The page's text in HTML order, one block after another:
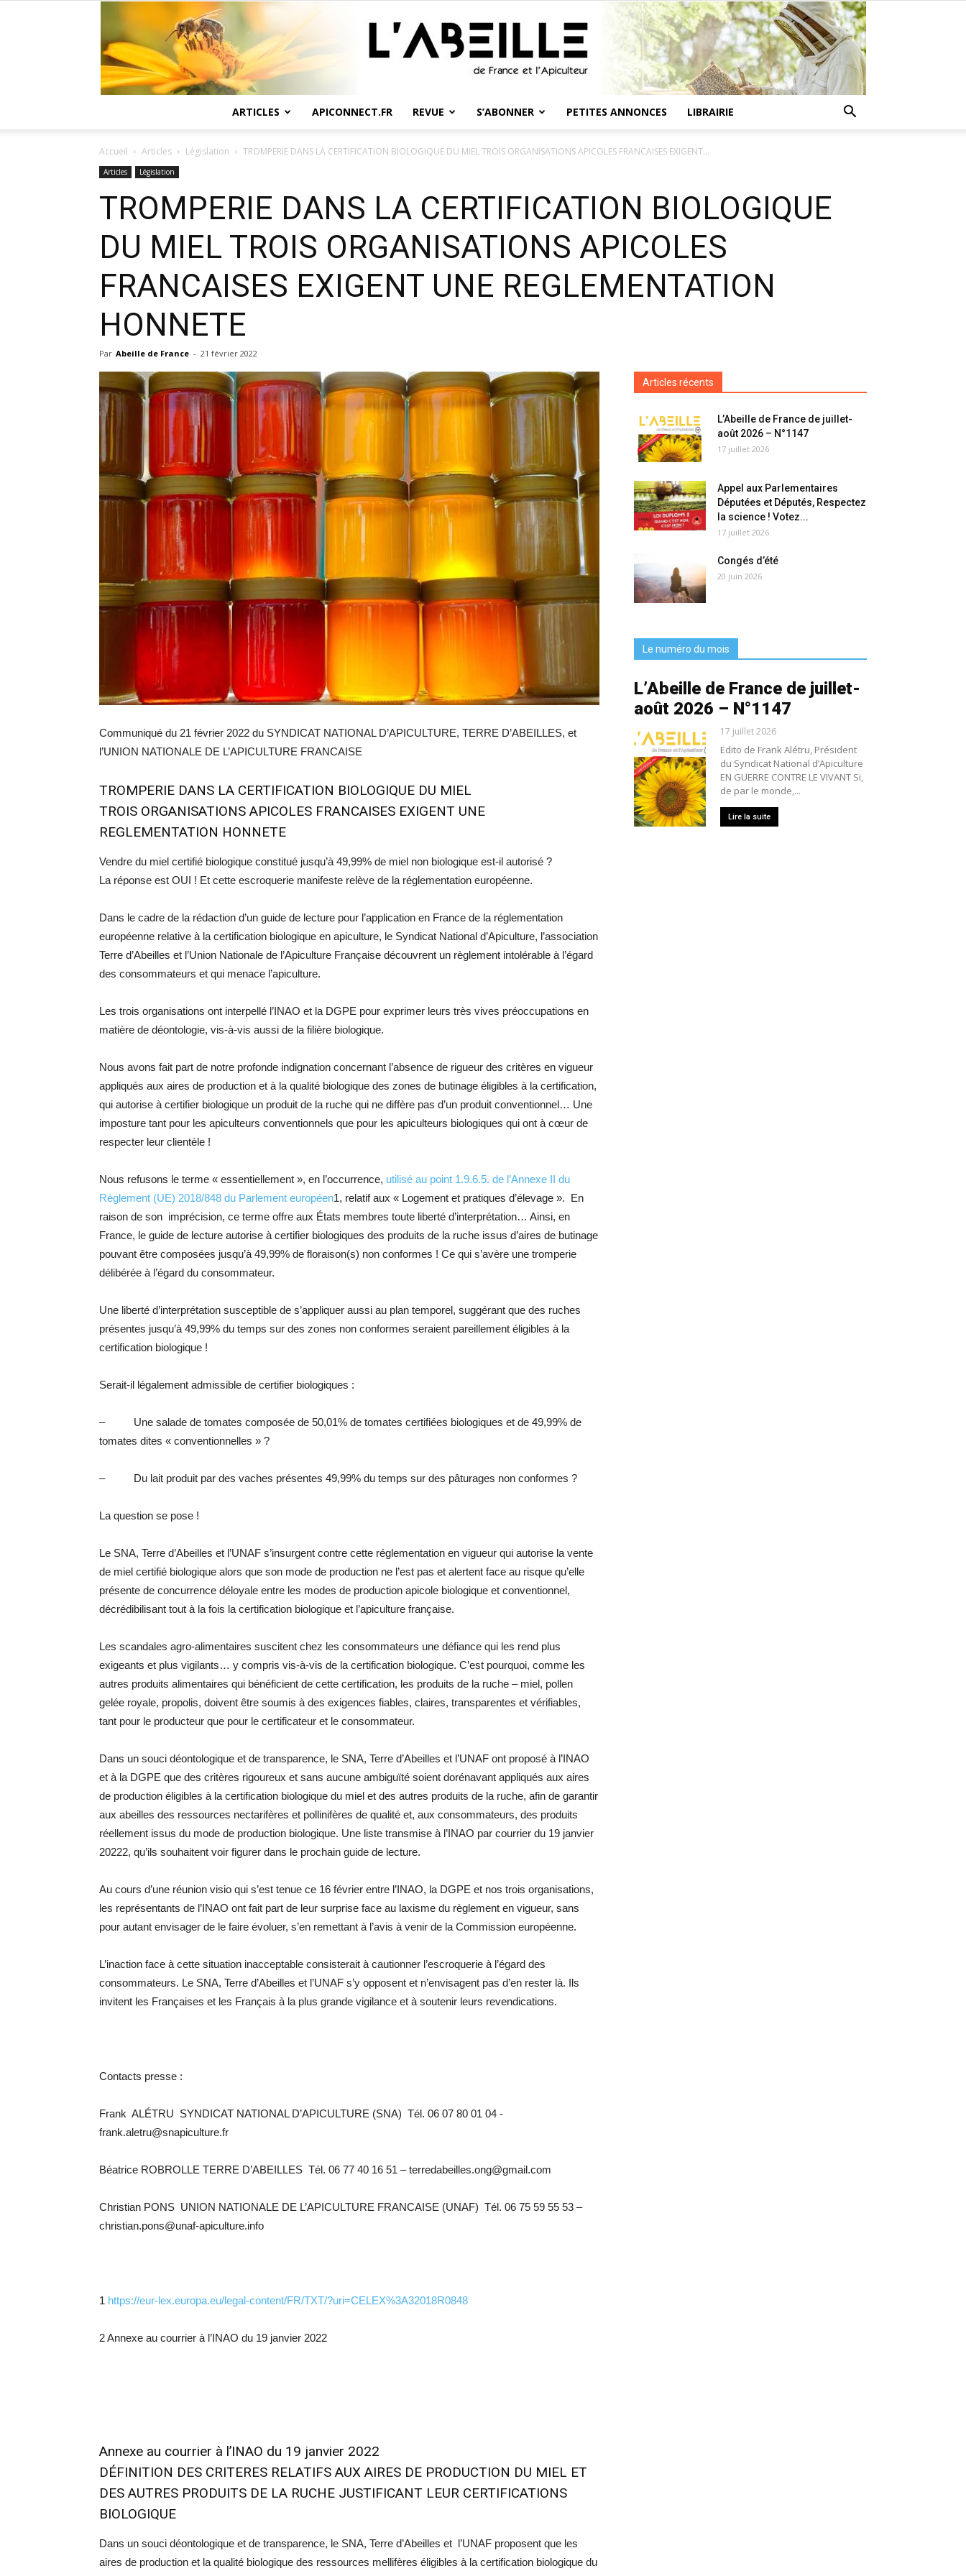
de
ARTICLES APICONNECT.FR REVUE S’ABONNER PETITES ANNONCES LIBRAIRIE
Accueil Articles Législation TROMPERIE DANS LA CERTIFICATION BIOLOGIQUE DU MIEL TROIS ORGANISATIONS APICOLES FRANCAISES EXIGENT...
Articles Législation
TROMPERIE DANS LA CERTIFICATION BIOLOGIQUE
DU MIEL TROIS ORGANISATIONS APICOLES
FRANCAISES EXIGENT UNE REGLEMENTATION
HONNETE
Par Abeille de France - 21 février 2022
Communiqué du 21 février 2022 du SYNDICAT NATIONAL D’APICULTURE, TERRE D’ABEILLES, et
l’UNION NATIONALE DE L’APICULTURE FRANCAISE
TROMPERIE DANS LA CERTIFICATION BIOLOGIQUE DU MIEL
TROIS ORGANISATIONS APICOLES FRANCAISES EXIGENT UNE
REGLEMENTATION HONNETE
Vendre du miel certifié biologique constitué jusqu’à 49,99% de miel non biologique est-il autorisé ?
La réponse est OUI ! Et cette escroquerie manifeste relève de la réglementation européenne.
Dans le cadre de la rédaction d’un guide de lecture pour l’application en France de la réglementation
européenne relative à la certification biologique en apiculture, le Syndicat National d’Apiculture, l’association
Terre d’Abeilles et l’Union Nationale de l’Apiculture Française découvrent un règlement intolérable à l’égard
des consommateurs et qui menace l’apiculture.
Les trois organisations ont interpellé l’INAO et la DGPE pour exprimer leurs très vives préoccupations en
matière de déontologie, vis-à-vis aussi de la filière biologique.
Nous avons fait part de notre profonde indignation concernant l’absence de rigueur des critères en vigueur
appliqués aux aires de production et à la qualité biologique des zones de butinage éligibles à la certification,
qui autorise à certifier biologique un produit de la ruche qui ne diffère pas d’un produit conventionnel… Une
imposture tant pour les apiculteurs conventionnels que pour les apiculteurs biologiques qui ont à cœur de
respecter leur clientèle !
Nous refusons le terme « essentiellement », en l’occurrence, utilisé au point 1.9.6.5. de l’Annexe II du
Règlement (UE) 2018/848 du Parlement européen1, relatif aux « Logement et pratiques d’élevage ». En
raison de son imprécision, ce terme offre aux États membres toute liberté d’interprétation… Ainsi, en
France, le guide de lecture autorise à certifier biologiques des produits de la ruche issus d’aires de butinage
pouvant être composées jusqu’à 49,99% de floraison(s) non conformes ! Ce qui s’avère une tromperie
délibérée à l’égard du consommateur.
Une liberté d’interprétation susceptible de s’appliquer aussi au plan temporel, suggérant que des ruches
présentes jusqu’à 49,99% du temps sur des zones non conformes seraient pareillement éligibles à la
certification biologique !
Serait-il légalement admissible de certifier biologiques :
– Une salade de tomates composée de 50,01% de tomates certifiées biologiques et de 49,99% de
tomates dites « conventionnelles » ?
– Du lait produit par des vaches présentes 49,99% du temps sur des pâturages non conformes ?
La question se pose !
Le SNA, Terre d’Abeilles et l’UNAF s’insurgent contre cette réglementation en vigueur qui autorise la vente
de miel certifié biologique alors que son mode de production ne l’est pas et alertent face au risque qu’elle
présente de concurrence déloyale entre les modes de production apicole biologique et conventionnel,
décrédibilisant tout à la fois la certification biologique et l’apiculture française.
Les scandales agro-alimentaires suscitent chez les consommateurs une défiance qui les rend plus
exigeants et plus vigilants… y compris vis-à-vis de la certification biologique. C’est pourquoi, comme les
autres produits alimentaires qui bénéficient de cette certification, les produits de la ruche – miel, pollen
gelée royale, propolis, doivent être soumis à des exigences fiables, claires, transparentes et vérifiables,
tant pour le producteur que pour le certificateur et le consommateur.
Dans un souci déontologique et de transparence, le SNA, Terre d’Abeilles et l’UNAF ont proposé à l’INAO
et à la DGPE que des critères rigoureux et sans aucune ambiguïté soient dorénavant appliqués aux aires
de production éligibles à la certification biologique du miel et des autres produits de la ruche, afin de garantir
aux abeilles des ressources nectarifères et pollinifères de qualité et, aux consommateurs, des produits
réellement issus du mode de production biologique. Une liste transmise à l’INAO par courrier du 19 janvier
20222, qu’ils souhaitent voir figurer dans le prochain guide de lecture.
Au cours d’une réunion visio qui s’est tenue ce 16 février entre l’INAO, la DGPE et nos trois organisations,
les représentants de l’INAO ont fait part de leur surprise face au laxisme du règlement en vigueur, sans
pour autant envisager de le faire évoluer, s’en remettant à l’avis à venir de la Commission européenne.
L’inaction face à cette situation inacceptable consisterait à cautionner l’escroquerie à l’égard des
consommateurs. Le SNA, Terre d’Abeilles et l’UNAF s’y opposent et n’envisagent pas d’en rester là. Ils
invitent les Françaises et les Français à la plus grande vigilance et à soutenir leurs revendications.
Contacts presse :
Frank ALÉTRU SYNDICAT NATIONAL D’APICULTURE (SNA) Tél. 06 07 80 01 04 -
frank.aletru@snapiculture.fr
Béatrice ROBROLLE TERRE D’ABEILLES Tél. 06 77 40 16 51 – terredabeilles.ong@gmail.com
Christian PONS UNION NATIONALE DE L’APICULTURE FRANCAISE (UNAF) Tél. 06 75 59 55 53 –
christian.pons@unaf-apiculture.info
1 https://eur-lex.europa.eu/legal-content/FR/TXT/?uri=CELEX%3A32018R0848
2 Annexe au courrier à l’INAO du 19 janvier 2022
Annexe au courrier à l’INAO du 19 janvier 2022
DÉFINITION DES CRITERES RELATIFS AUX AIRES DE PRODUCTION DU MIEL ET
DES AUTRES PRODUITS DE LA RUCHE JUSTIFICANT LEUR CERTIFICATIONS
BIOLOGIQUE
Dans un souci déontologique et de transparence, le SNA, Terre d’Abeilles et l’UNAF proposent que les
aires de production et la qualité biologique des ressources mellifères éligibles à la certification biologique du
Articles récents
L’Abeille de France de juillet-
août 2026 – N°1147
17 juillet 2026
Appel aux Parlementaires
Députées et Députés, Respectez
la science ! Votez...
17 juillet 2026
Congés d’été
20 juin 2026
Le numéro du mois
L’Abeille de France de juillet-
août 2026 – N°1147
17 juillet 2026
Edito de Frank Alétru, Président
du Syndicat National d’Apiculture
EN GUERRE CONTRE LE VIVANT Si,
de par le monde,...
Lire la suite